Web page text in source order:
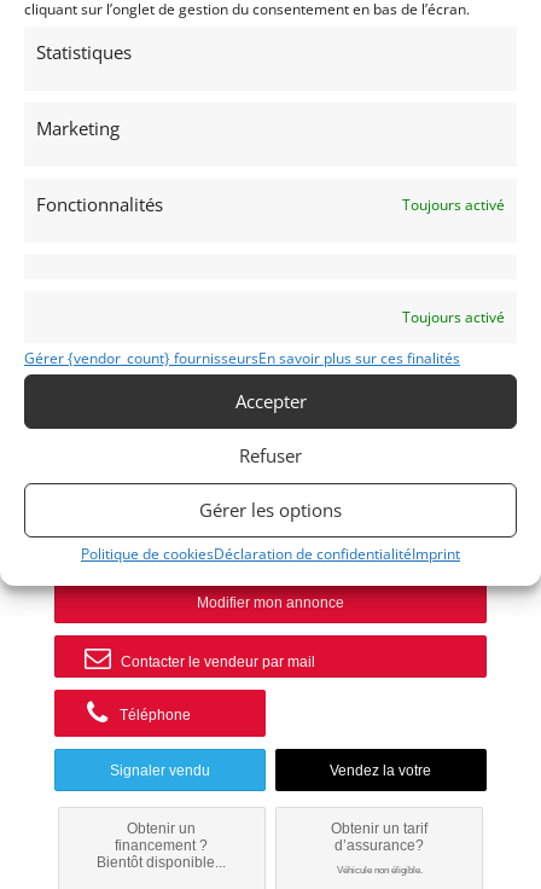
cliquant sur l’onglet de gestion du consentement en bas de l’écran.
Statistiques
Marketing
Fonctionnalités Toujours activé
Toujours activé
Gérer {vendor_count} fournisseursEn savoir plus sur ces finalités
Accepter
Refuser
Gérer les options
Politique de cookiesDéclaration de confidentialitéImprint
Publié: 10 octobre 2024 (il y a 2 ans)
AUTO
GT Circuit FIA
GT Rallye - Cote
Classic,Tour de Corse Monte-Carlo Historique
Carrières Sur Seine
(92) Hauts-de-Seine
Voir sur la carte
Modifier mon annonce
Contacter le vendeur par mail
Téléphone
Signaler vendu
Obtenir un
financement ?
Bientôt disponible...
Obtenir un tarif
d’assurance?
Véhicule non éligible.